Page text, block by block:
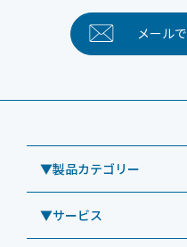
メールで
▼製品カテゴリー
業務用タブレット
▼サービス